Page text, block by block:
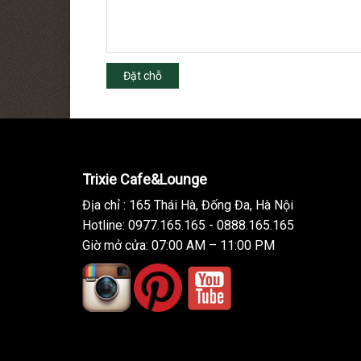
Đặt chỗ
Trixie Cafe&Lounge
Địa chỉ : 165 Thái Hà, Đống Đa, Hà Nội
Hotline: 0977.165.165 - 0888.165.165
Giờ mở cửa: 07:00 AM – 11:00 PM